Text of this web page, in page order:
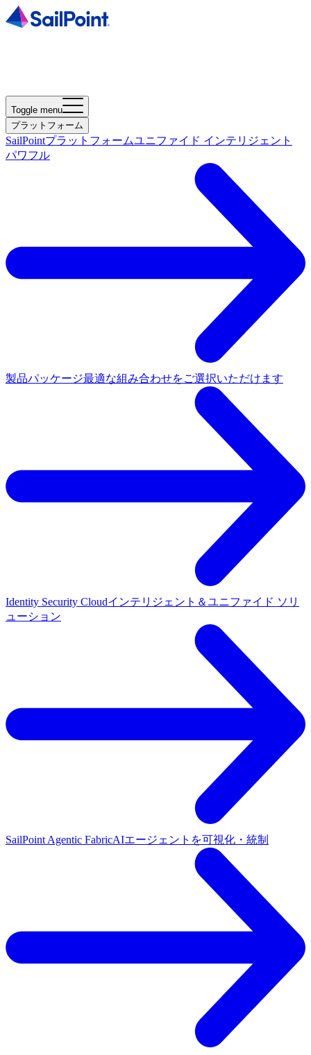
Toggle menu
プラットフォーム
SailPointプラットフォームユニファイド インテリジェント
パワフル
製品パッケージ最適な組み合わせをご選択いただけます
Identity Security Cloudインテリジェント＆ユニファイド ソリ
ューション
SailPoint Agentic FabricAIエージェントを可視化・統制